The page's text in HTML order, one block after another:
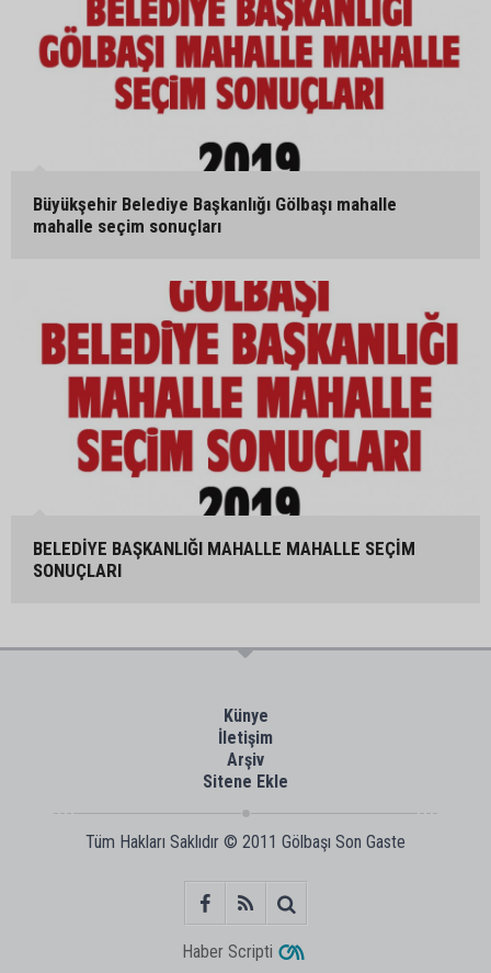
Büyükşehir Belediye Başkanlığı Gölbaşı mahalle
mahalle seçim sonuçları
BELEDİYE BAŞKANLIĞI MAHALLE MAHALLE SEÇİM
SONUÇLARI
Künye
İletişim
Arşiv
Sitene Ekle
Tüm Hakları Saklıdır © 2011 Gölbaşı Son Gaste
Haber Scripti